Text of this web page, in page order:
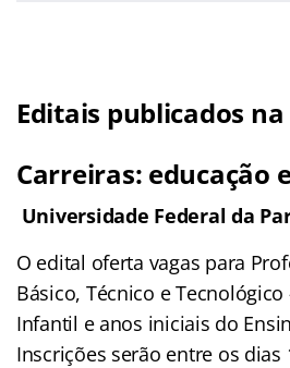
Editais publicados
Carreiras: educação
Universidade Federal da
O edital oferta vagas para
Básico, Técnico e Tecnológico
Infantil e anos iniciais do
Inscrições serão entre os